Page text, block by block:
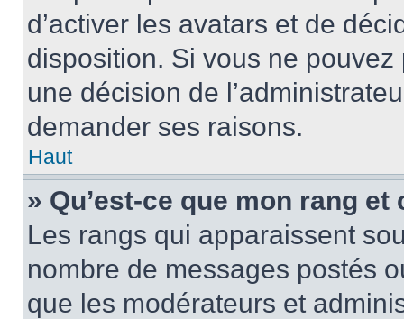
d’activer les avatars et de
disposition. Si vous ne pouvez
une décision de
demander ses raisons.
Haut
» Qu’est-ce que mon rang
Les rangs qui apparaissent
nombre de messages postés
que les modérateurs et